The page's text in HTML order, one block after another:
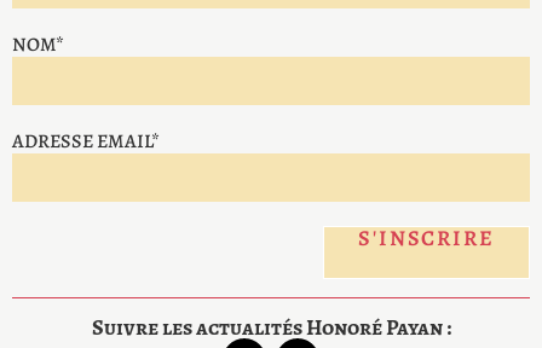
NOM*
ADRESSE EMAIL*
Suivre les actualités Honoré Payan :